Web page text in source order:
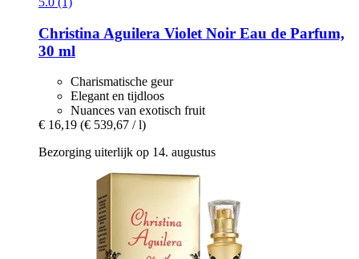
Christina Aguilera Violet Noir Eau de Parfum,
30 ml
Charismatische geur
Elegant en tijdloos
Nuances van exotisch fruit
€ 16,19 (€ 539,67 / l)
Bezorging uiterlijk op 14. augustus